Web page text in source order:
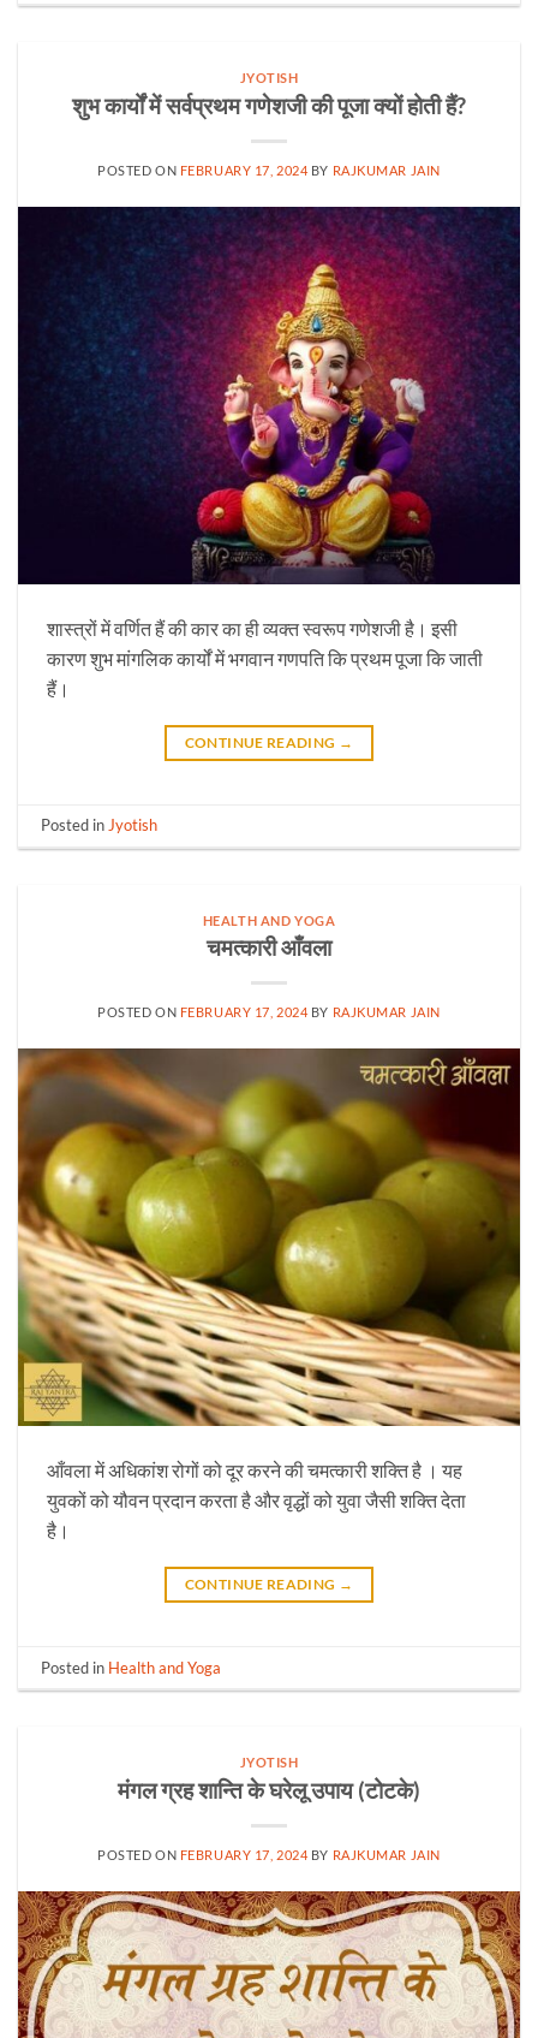
JYOTISH
शुभ कार्यों में सर्वप्रथम गणेशजी की पूजा क्यों होती हैं?
POSTED ON FEBRUARY 17, 2024 BY RAJKUMAR JAIN
शास्त्रों में वर्णित हैं की कार का ही व्यक्त स्वरूप गणेशजी है। इसी
कारण शुभ मांगलिक कार्यों में भगवान गणपति कि प्रथम पूजा कि जाती
हैं।
CONTINUE READING →
Posted inJyotish
HEALTH AND YOGA
चमत्कारी आँवला
POSTED ON FEBRUARY 17, 2024 BY RAJKUMAR JAIN
आँवला में अधिकांश रोगों को दूर करने की चमत्कारी शक्ति है । यह
युवकों को यौवन प्रदान करता है और वृद्धों को युवा जैसी शक्ति देता
है।
CONTINUE READING →
Posted in Health and Yoga
JYOTISH
मंगल ग्रह शान्ति के घरेलू उपाय (टोटके)
POSTED ON FEBRUARY 17, 2024 BY RAJKUMAR JAIN